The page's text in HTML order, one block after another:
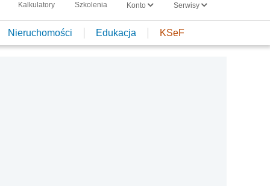
Kalkulatory Szkolenia Konto Serwisy
Nieruchomości Edukacja KSeF